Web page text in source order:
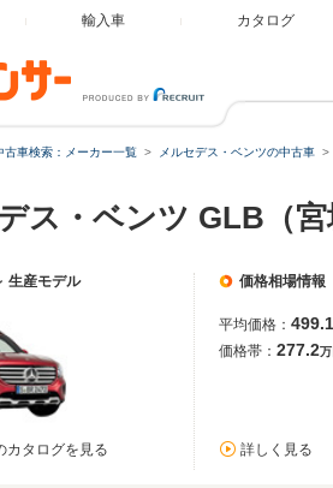
輸入車 カタログ
古車検索：メーカー一覧 メルセデス・ベンツの中古車
ス・ベンツ GLB（
生産モデル
カタログを見る
価格相場情報
平均価格： 499.1
価格帯： 277.2
詳しく見る